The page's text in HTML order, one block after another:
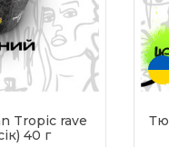
Tropic rave
40 г